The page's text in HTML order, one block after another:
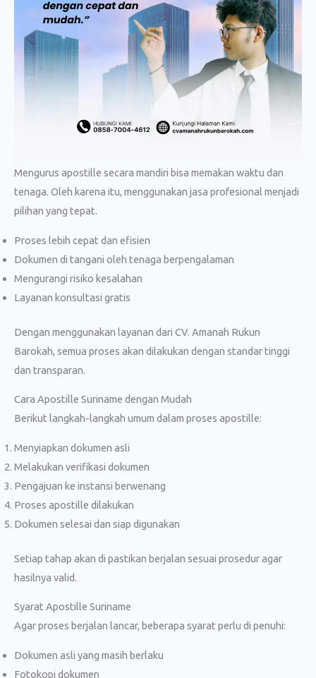
Mengurus apostille secara mandiri bisa memakan waktu dan
tenaga. Oleh karena itu, menggunakan jasa profesional menjadi
pilihan yang tepat.
Proses lebih cepat dan efisien
Dokumen di tangani oleh tenaga berpengalaman
Mengurangi risiko kesalahan
Layanan konsultasi gratis
Dengan menggunakan layanan dari CV. Amanah Rukun
Barokah, semua proses akan dilakukan dengan standar tinggi
dan transparan.
Cara Apostille Suriname dengan Mudah
Berikut langkah-langkah umum dalam proses apostille:
Menyiapkan dokumen asli
Melakukan verifikasi dokumen
Pengajuan ke instansi berwenang
Proses apostille dilakukan
Dokumen selesai dan siap digunakan
Setiap tahap akan di pastikan berjalan sesuai prosedur agar
hasilnya valid.
Syarat Apostille Suriname
Agar proses berjalan lancar, beberapa syarat perlu di penuhi:
Dokumen asli yang masih berlaku
Fotokopi dokumen